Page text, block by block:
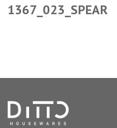
1367_023_SPEAR